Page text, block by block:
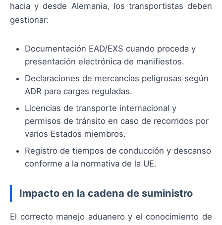
hacia y desde Alemania, los transportistas deben
gestionar:
Documentación EAD/EXS cuando proceda y
presentación electrónica de manifiestos.
Declaraciones de mercancías peligrosas según
ADR para cargas reguladas.
Licencias de transporte internacional y
permisos de tránsito en caso de recorridos por
varios Estados miembros.
Registro de tiempos de conducción y descanso
conforme a la normativa de la UE.
Impacto en la cadena de suministro
El correcto manejo aduanero y el conocimiento de